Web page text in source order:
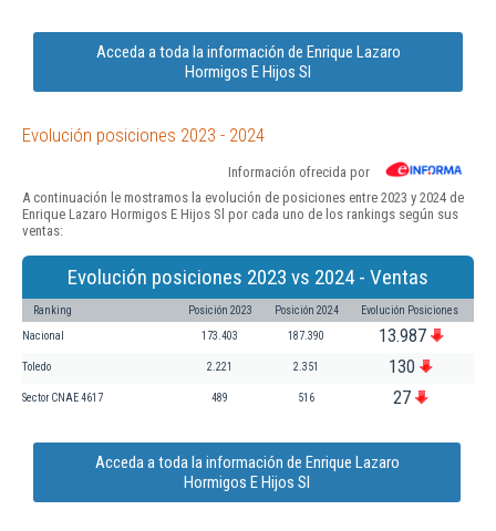
Acceda a toda la información de Enrique Lazaro
Hormigos E Hijos Sl
Evolución posiciones 2023 - 2024
Información ofrecida por
A continuación le mostramos la evolución de posiciones entre 2023 y 2024 de
Enrique Lazaro Hormigos E Hijos Sl por cada uno de los rankings según sus
ventas:
Evolución posiciones 2023 vs 2024 - Ventas
Ranking Posición 2023 Posición 2024 Evolución Posiciones
Nacional 173.403 187.390 13.987
Toledo 2.221 2.351 130
Sector CNAE 4617 489 516 27
Acceda a toda la información de Enrique Lazaro
Hormigos E Hijos Sl